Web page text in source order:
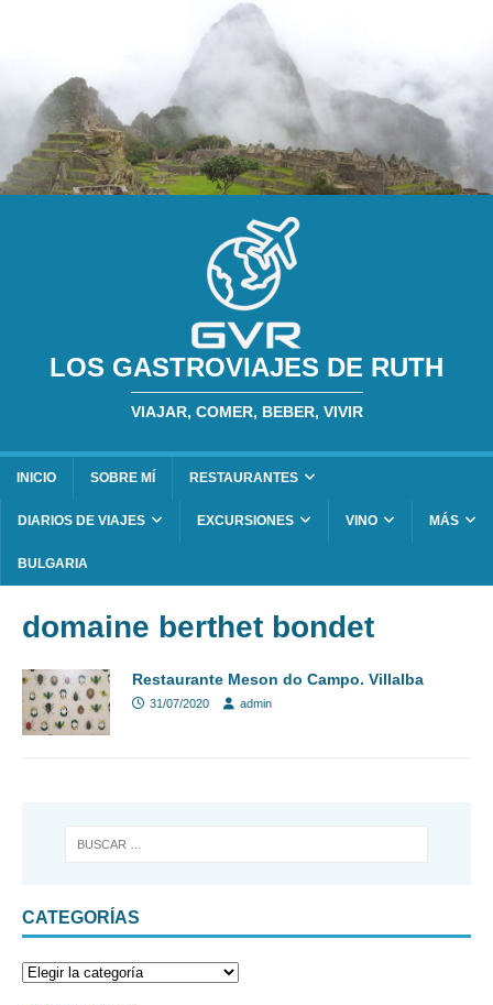
LOS GASTROVIAJES DE RUTH
VIAJAR, COMER, BEBER, VIVIR
INICIO SOBRE MÍ RESTAURANTES
DIARIOS DE VIAJES EXCURSIONES VINO MÁS
BULGARIA
domaine berthet bondet
Restaurante Meson do Campo. Villalba
31/07/2020 admin
CATEGORÍAS